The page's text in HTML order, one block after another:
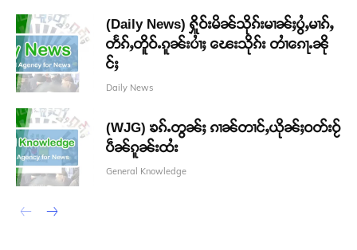
(Daily News) ႁိူဝ်းမိၼ်သိုၵ်းမၢၼ်ႈပွႆႇမၢၵ်ႇ
တႅၵ်ႇတိူဝ်ႉၵူၼ်းပၢႆႈ ၽေးသိုၵ်း တၢႆၵေႃႉၼို
င်ႈ
Daily News
(WJG) ၶၵ်ႉတွၼ်ႈ ၵၢၼ်တၢင်ႇယိုၼ်ႈဝတ်းဝႂ်
ပဵၼ်ၵူၼ်းထႆး
General Knowledge